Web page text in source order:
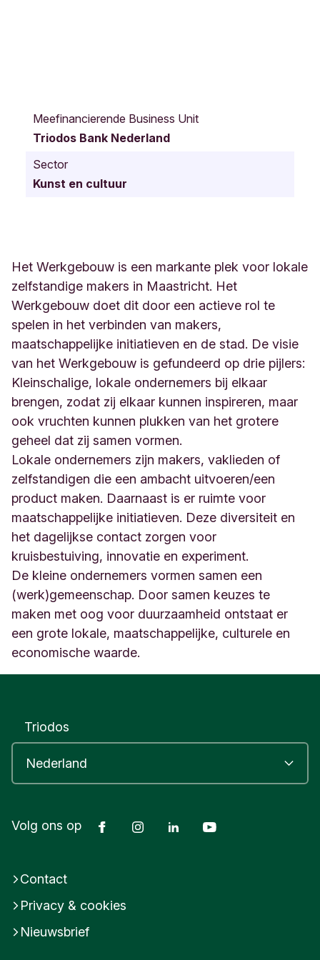
a
2
4
M
s
r
c
h
t
d
e
r
a
n
d
Meefinancierende Business Unit
Triodos Bank Nederland
Sector
Kunst en cultuur
Het Werkgebouw is een markante plek voor lokale
zelfstandige makers in Maastricht. Het
Werkgebouw doet dit door een actieve rol te
spelen in het verbinden van makers,
maatschappelijke initiatieven en de stad. De visie
van het Werkgebouw is gefundeerd op drie pijlers:
Kleinschalige, lokale ondernemers bij elkaar
brengen, zodat zij elkaar kunnen inspireren, maar
ook vruchten kunnen plukken van het grotere
geheel dat zij samen vormen.
Lokale ondernemers zijn makers, vaklieden of
zelfstandigen die een ambacht uitvoeren/een
product maken. Daarnaast is er ruimte voor
maatschappelijke initiatieven. Deze diversiteit en
het dagelijkse contact zorgen voor
kruisbestuiving, innovatie en experiment.
De kleine ondernemers vormen samen een
(werk)gemeenschap. Door samen keuzes te
maken met oog voor duurzaamheid ontstaat er
een grote lokale, maatschappelijke, culturele en
economische waarde.
Triodos
Volg ons op FacebookInstagramLinkedIn
Contact
Privacy & cookies
Nieuwsbrief